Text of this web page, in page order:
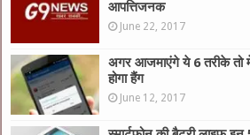
आपत्तिजनक
June 22, 2017
अगर आजमाएंगे ये 6 तरीके तो
होगा हैंग
June 12, 2017